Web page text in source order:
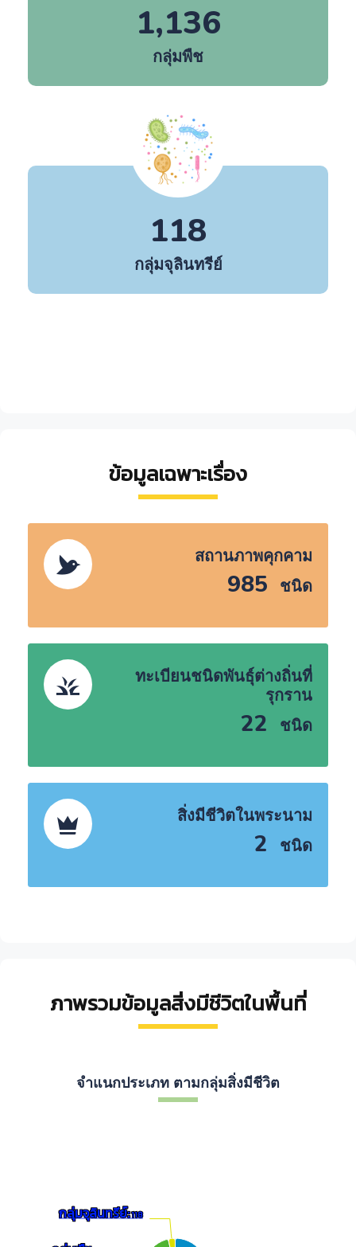
1,136
กลุ่มพืช
118
กลุ่มจุลินทรีย์
ข้อมูลเฉพาะเรื่อง
สถานภาพคุกคาม
985 ชนิด
ทะเบียนชนิดพันธุ์ต่างถิ่นที่
รุกราน
22 ชนิด
สิ่งมีชีวิตในพระนาม
2 ชนิด
ภาพรวมข้อมูลสิ่งมีชีวิตในพื้นที่
จำแนกประเภท ตามกลุ่มสิ่งมีชีวิต
กลุ่มจุลินทรีย์:118
กลุ่มจุลินทรีย์:118